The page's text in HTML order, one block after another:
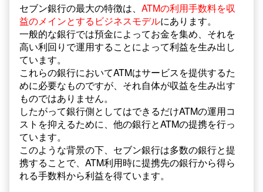
セブン銀行の最大の特徴は、 ATMの利用手数料を収
益のメインとするビジネスモデルにあります。
一般的な銀行では預金によってお金を集め、それを
高い利回りで運用することによって利益を生み出し
ています。
これらの銀行においてATMはサービスを提供するた
めに必要なものですが、それ自体が収益を生み出す
ものではありません。
したがって銀行側としてはできるだけATMの運用コ
ストを抑えるために、他の銀行とATMの提携を行っ
ています。
このような背景の下、セブン銀行は多数の銀行と提
携することで、ATM利用時に提携先の銀行から得ら
れる手数料から利益を得ています。